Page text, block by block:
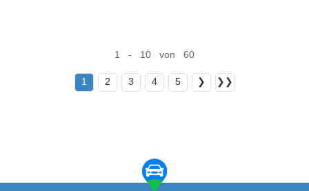
1 - 10 von 60
1 2 3 4 5 ❯ ❯❯